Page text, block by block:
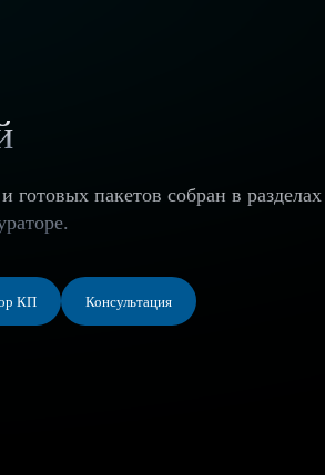
готовых пакетов собран в
КП Консультация